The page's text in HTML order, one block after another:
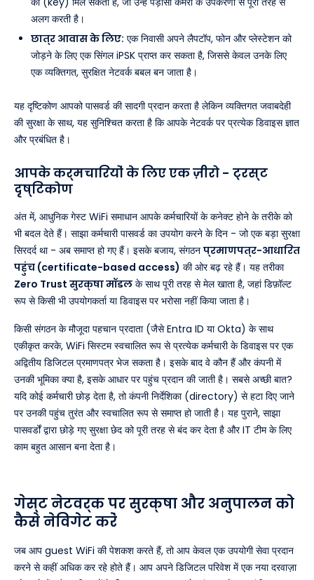
अलग करती है।
छात्र आवास के लिए: एक निवासी अपने लैपटॉप, फोन और प्लेस्टेशन को
जोड़ने के लिए एक सिंगल iPSK प्राप्त कर सकता है, जिससे केवल उनके लिए
एक व्यक्तिगत, सुरक्षित नेटवर्क बबल बन जाता है।
यह दृष्टिकोण आपको पासवर्ड की सादगी प्रदान करता है लेकिन व्यक्तिगत जवाबदेही
की सुरक्षा के साथ, यह सुनिश्चित करता है कि आपके नेटवर्क पर प्रत्येक डिवाइस ज्ञात
और प्रबंधित है।
आपके कर्मचारियों के लिए एक ज़ीरो - ट्रस्ट
दृष्टिकोण
अंत में, आधुनिक गेस्ट WiFi समाधान आपके कर्मचारियों के कनेक्ट होने के तरीके को
भी बदल देते हैं। साझा कर्मचारी पासवर्ड का उपयोग करने के दिन - जो एक बड़ा सुरक्षा
सिरदर्द था - अब समाप्त हो गए हैं। इसके बजाय, संगठन प्रमाणपत्र-आधारित
पहुंच (certificate-based access) की ओर बढ़ रहे हैं। यह तरीका
Zero Trust सुरक्षा मॉडल के साथ पूरी तरह से मेल खाता है, जहां डिफ़ॉल्ट
रूप से किसी भी उपयोगकर्ता या डिवाइस पर भरोसा नहीं किया जाता है।
किसी संगठन के मौजूदा पहचान प्रदाता (जैसे Entra ID या Okta) के साथ
एकीकृत करके, WiFi सिस्टम स्वचालित रूप से प्रत्येक कर्मचारी के डिवाइस पर एक
अद्वितीय डिजिटल प्रमाणपत्र भेज सकता है। इसके बाद वे कौन हैं और कंपनी में
उनकी भूमिका क्या है, इसके आधार पर पहुंच प्रदान की जाती है। सबसे अच्छी बात?
यदि कोई कर्मचारी छोड़ देता है, तो कंपनी निर्देशिका (directory) से हटा दिए जाने
पर उनकी पहुंच तुरंत और स्वचालित रूप से समाप्त हो जाती है। यह पुराने, साझा
पासवर्डों द्वारा छोड़े गए सुरक्षा छेद को पूरी तरह से बंद कर देता है और IT टीम के लिए
काम बहुत आसान बना देता है।
गेस्ट नेटवर्क पर सुरक्षा और अनुपालन को
कैसे नेविगेट करें
जब आप guest WiFi की पेशकश करते हैं, तो आप केवल एक उपयोगी सेवा प्रदान
करने से कहीं अधिक कर रहे होते हैं। आप अपने डिजिटल परिवेश में एक नया दरवाज़ा